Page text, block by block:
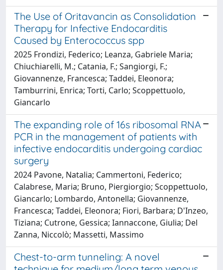
The Use of Oritavancin as Consolidation
Therapy for Infective Endocarditis
Caused by Enterococcus spp
2025 Frondizi, Federico; Leanza, Gabriele Maria;
Chiuchiarelli, M.; Catania, F.; Sangiorgi, F.;
Giovannenze, Francesca; Taddei, Eleonora;
Tamburrini, Enrica; Torti, Carlo; Scoppettuolo,
Giancarlo
The expanding role of 16s ribosomal RNA
PCR in the management of patients with
infective endocarditis undergoing cardiac
surgery
2024 Pavone, Natalia; Cammertoni, Federico;
Calabrese, Maria; Bruno, Piergiorgio; Scoppettuolo,
Giancarlo; Lombardo, Antonella; Giovannenze,
Francesca; Taddei, Eleonora; Fiori, Barbara; D'Inzeo,
Tiziana; Cutrone, Gessica; Iannaccone, Giulia; Del
Zanna, Niccolò; Massetti, Massimo
Chest-to-arm tunneling: A novel